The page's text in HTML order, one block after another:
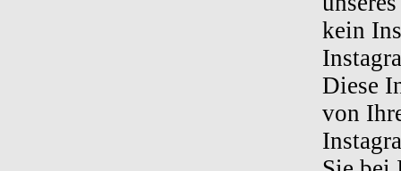
kein
Diese
von